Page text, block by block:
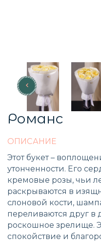
Романс
ОПИСАНИЕ
Этот букет –
утонченности. Его
кремовые розы, чьи
раскрываются в
слоновой кости,
переливаются друг в
роскошное зрелище.
спокойствие и